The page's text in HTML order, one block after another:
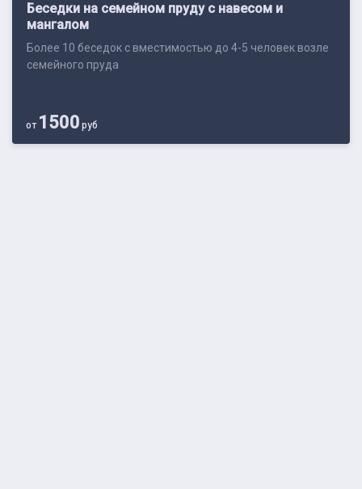
Беседки на семейном пруду с навесом и
мангалом
Более 10 беседок с вместимостью до 4-5 человек возле
семейного пруда
от 1500 руб